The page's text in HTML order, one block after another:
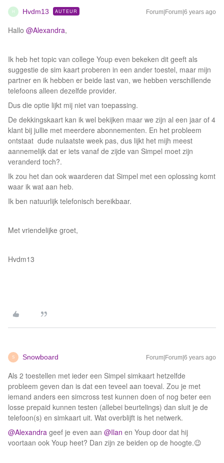
H Hvdm13 AUTEUR Forum|Forum|6 years ago
Hallo @Alexandra,
Ik heb het topic van college Youp even bekeken dit geeft als
suggestie de sim kaart proberen in een ander toestel, maar mijn
partner en ik hebben er beide last van, we hebben verschillende
telefoons alleen dezelfde provider.
Dus die optie lijkt mij niet van toepassing.
De dekkingskaart kan ik wel bekijken maar we zijn al een jaar of 4
klant bij jullie met meerdere abonnementen. En het probleem
ontstaat dude nulaatste week pas, dus lijkt het mijh meest
aannemelijk dat er iets vanaf de zijde van Simpel moet zijn
veranderd toch?.
Ik zou het dan ook waarderen dat Simpel met een oplossing komt
waar ik wat aan heb.
Ik ben natuurlijk telefonisch bereikbaar.
Met vriendelijke groet,
Hvdm13
S Snowboard Forum|Forum|6 years ago
Als 2 toestellen met ieder een Simpel simkaart hetzelfde
probleem geven dan is dat een teveel aan toeval. Zou je met
iemand anders een simcross test kunnen doen of nog beter een
losse prepaid kunnen testen (allebei beurtelings) dan sluit je de
telefoon(s) en simkaart uit. Wat overblijft is het netwerk.
@Alexandra geef je even aan @Ilan en Youp door dat hij
voortaan ook Youp heet? Dan zijn ze beiden op de hoogte.😉